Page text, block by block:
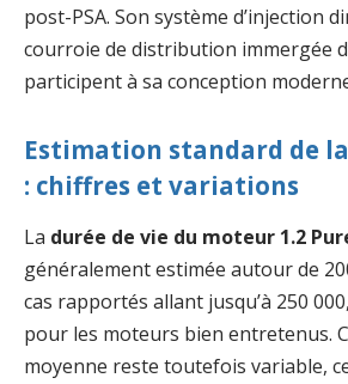
post-PSA. Son système d’injection
courroie de distribution immergée
participent à sa conception
Estimation standard de
: chiffres et variations
La durée de vie du moteur 1.2
généralement estimée autour de
cas rapportés allant jusqu’à 250
pour les moteurs bien entretenus.
moyenne reste toutefois variable,